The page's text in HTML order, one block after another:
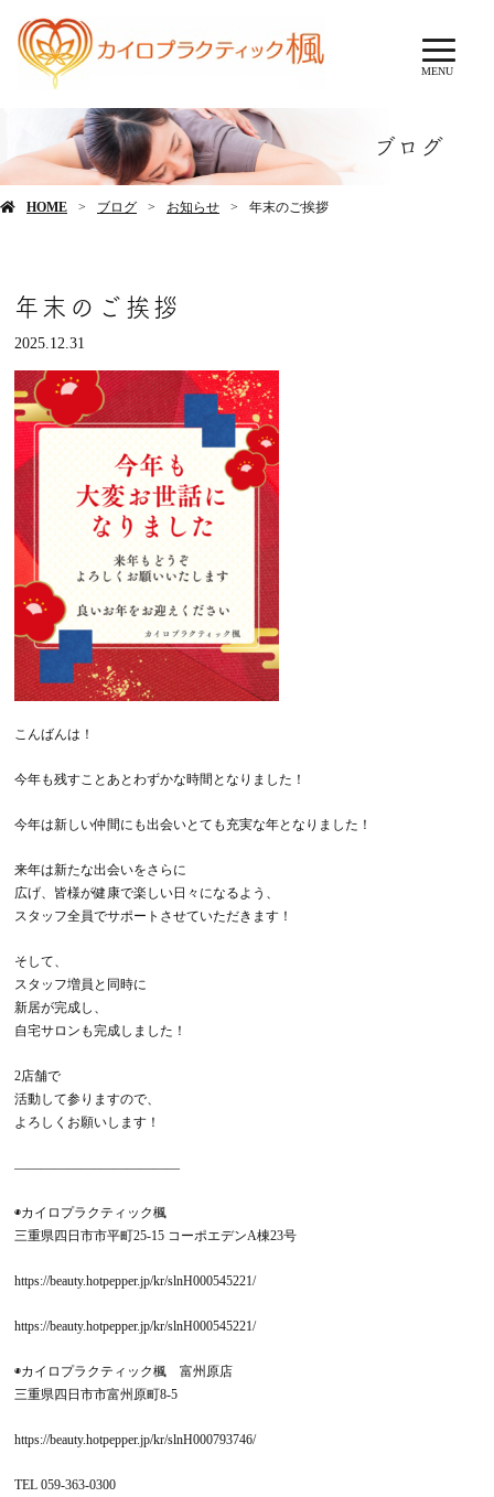
MENU
ブログ
HOME ブログ お知らせ 年末のご挨拶
年末のご挨拶
2025.12.31
こんばんは！
今年も残すことあとわずかな時間となりました！
今年は新しい仲間にも出会いとても充実な年となりました！
来年は新たな出会いをさらに
広げ、皆様が健康で楽しい日々になるよう、
スタッフ全員でサポートさせていただきます！
そして、
スタッフ増員と同時に
新居が完成し、
自宅サロンも完成しました！
2店舗で
活動して参りますので、
よろしくお願いします！
——————–——————
◉カイロプラクティック楓
三重県四日市市平町25-15 コーポエデンA棟23号
https://beauty.hotpepper.jp/kr/slnH000545221/
https://beauty.hotpepper.jp/kr/slnH000545221/
◉カイロプラクティック楓 富州原店
三重県四日市市富州原町8-5
https://beauty.hotpepper.jp/kr/slnH000793746/
TEL 059-363-0300